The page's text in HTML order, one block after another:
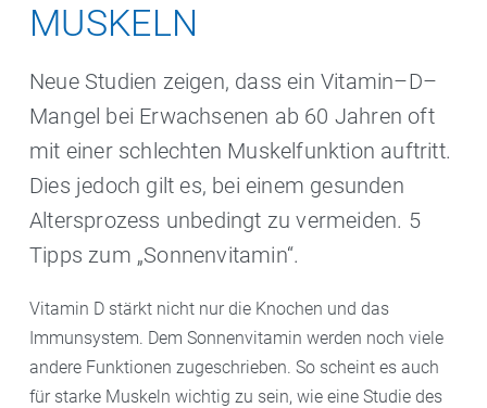
MUSKELN
Neue Studien zeigen, dass ein Vitamin–D–
Mangel bei Erwachsenen ab 60 Jahren oft
mit einer schlechten Muskelfunktion auftritt.
Dies jedoch gilt es, bei einem gesunden
Altersprozess unbedingt zu vermeiden. 5
Tipps zum „Sonnenvitamin“.
Vitamin D stärkt nicht nur die Knochen und das
Immunsystem. Dem Sonnenvitamin werden noch viele
andere Funktionen zugeschrieben. So scheint es auch
für starke Muskeln wichtig zu sein, wie eine Studie des